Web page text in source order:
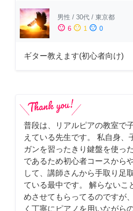
男性 / 30代 / 東京都
sentiment_satisfied 6 sentiment_neutral 1 sentiment_dissatisfied 0
ギター教えます(初心者向け)
普段は、リアルピアの教室で
えている先生です。 私自身、
ガンを習ったきり鍵盤を使っ
であるため初心者コースから
して、講師さんから手取り足
ている最中です。 解らないこ
めさせてもらってるのですが
く丁寧にピアノを用いながら